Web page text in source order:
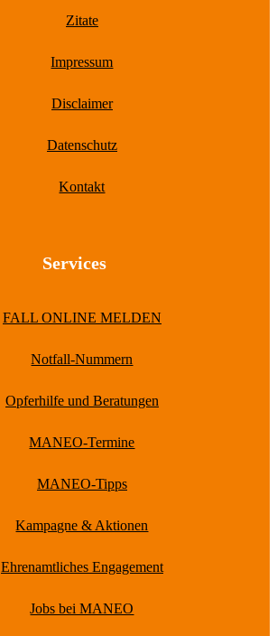
Zitate
Impressum
Disclaimer
Datenschutz
Kontakt
Services
FALL ONLINE MELDEN
Notfall-Nummern
Opferhilfe und Beratungen
MANEO-Termine
MANEO-Tipps
Kampagne & Aktionen
Ehrenamtliches Engagement
Jobs bei MANEO